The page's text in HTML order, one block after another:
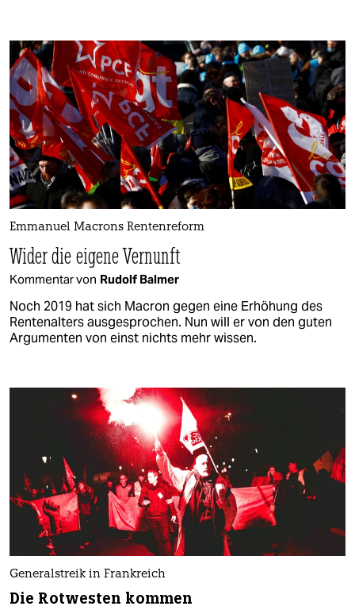
Emmanuel Macrons Rentenreform
Wider die eigene Vernunft
Kommentar von Rudolf Balmer
Noch 2019 hat sich Macron gegen eine Erhöhung des
Rentenalters ausgesprochen. Nun will er von den guten
Argumenten von einst nichts mehr wissen.
Generalstreik in Frankreich
Die Rotwesten kommen